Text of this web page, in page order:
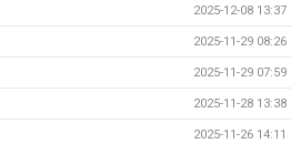
2025-12-08 13:37
2025-11-29 08:26
2025-11-29 07:59
2025-11-28 13:38
2025-11-26 14:11